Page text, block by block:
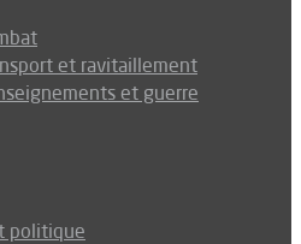
et ravitaillement
et guerre
politique